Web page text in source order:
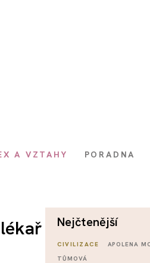
A VZTAHY PORADNA
nejčtenější
CIVILIZACE
APOLENA
TŮMOVÁ